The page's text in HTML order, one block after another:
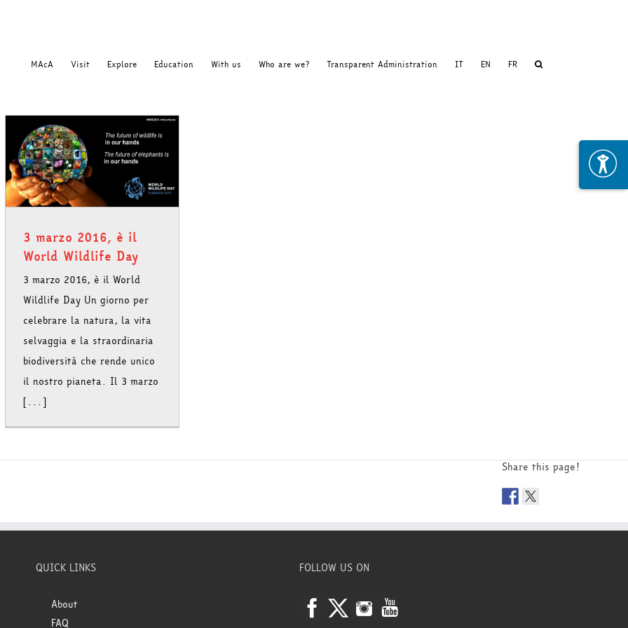
MAcA Visit Explore Education With us Who are we? Transparent Administration IT EN FR
3 marzo 2016, è il
World Wildlife Day
3 marzo 2016, è il World
Wildlife Day Un giorno per
celebrare la natura, la vita
selvaggia e la straordinaria
biodiversità che rende unico
il nostro pianeta. Il 3 marzo
[...]
Share this page!
QUICK LINKS
About
FAQ
FOLLOW US ON